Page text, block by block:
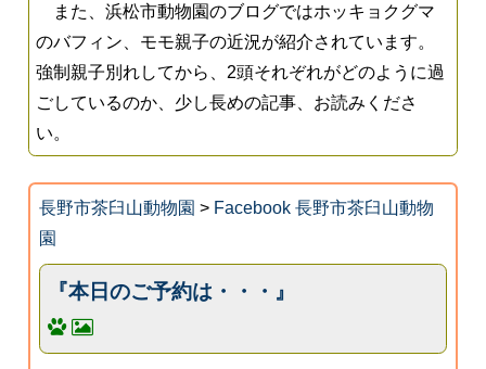
また、浜松市動物園のブログではホッキョクグマ
のバフィン、モモ親子の近況が紹介されています。
強制親子別れしてから、2頭それぞれがどのように過
ごしているのか、少し長めの記事、お読みくださ
い。
長野市茶臼山動物園 > Facebook 長野市茶臼山動物
園
『本日のご予約は・・・』